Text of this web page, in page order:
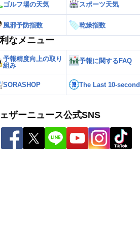
ゴルフ場の天気 スポーツ天気
風邪予防指数 乾燥指数
なメニュー
予報精度向上の取り
組み
予報に関するFAQ
SORASHOP The Last 10-second
ザーニュース公式SNS